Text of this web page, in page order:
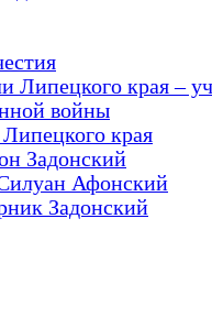
Липецкого края –
войны
края
Задонский
Афонский
Задонский